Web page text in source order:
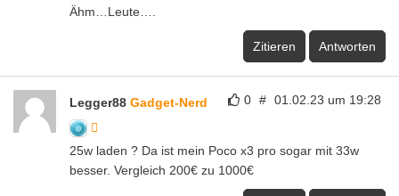
Ähm…Leute….
Zitieren Antworten
0 # 01.02.23 um 19:28
Legger88 Gadget-Nerd
25w laden ? Da ist mein Poco x3 pro sogar mit 33w
besser. Vergleich 200€ zu 1000€